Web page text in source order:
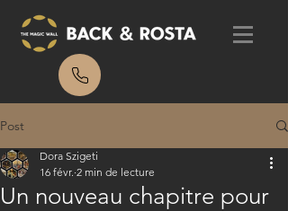
Post
Un nouveau chapitre pour
Dora Szigeti
16 févr. 2 min de lecture